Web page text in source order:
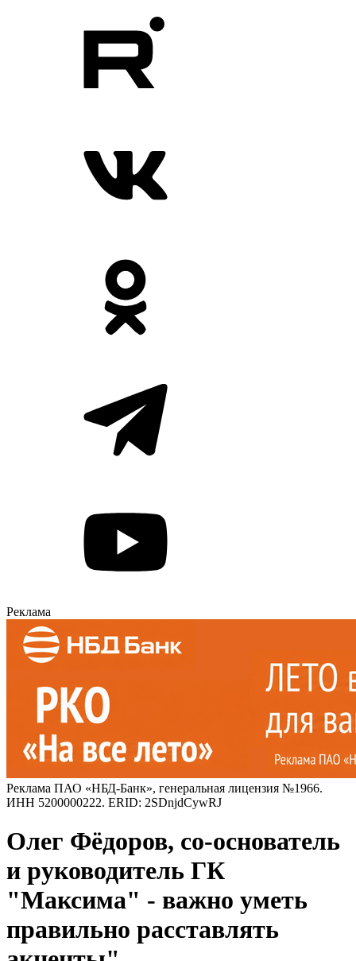
Реклама
Реклама ПАО «НБД-Банк», генеральная лицензия №1966.
ИНН 5200000222. ERID: 2SDnjdCywRJ
Олег Фёдоров, со-основатель
и руководитель ГК
"Максима" - важно уметь
правильно расставлять